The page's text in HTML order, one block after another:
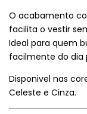
O acabamento
facilita o vestir
Ideal para quem
facilmente do dia
Disponivel nas
Celeste e Cinza.